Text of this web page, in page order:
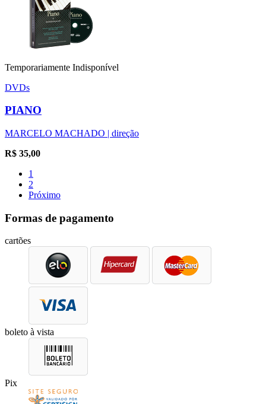
Temporariamente Indisponível
DVDs
PIANO
MARCELO MACHADO | direção
R$ 35,00
1
2
Próximo
Formas de pagamento
cartões
boleto à vista
Pix